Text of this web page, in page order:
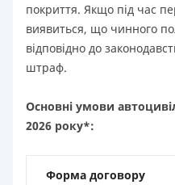
покриття. Якщо під час
виявиться, що чинного
відповідно до
штраф.
Основні умови
2026 року*:
Форма договору